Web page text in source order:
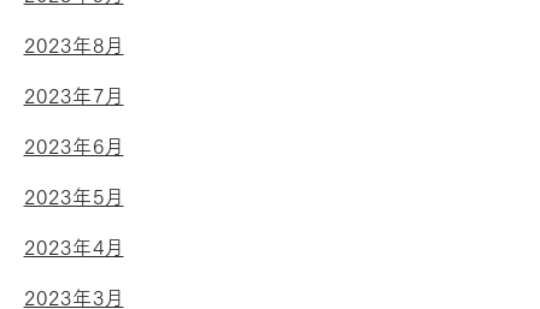
2023年8月
2023年7月
2023年6月
2023年5月
2023年4月
2023年3月